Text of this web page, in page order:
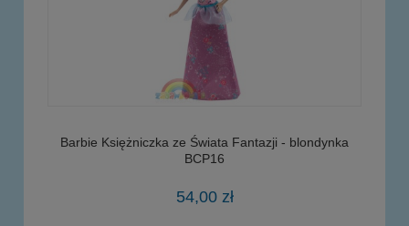
Barbie Księżniczka ze Świata Fantazji - blondynka
BCP16
54,00 zł